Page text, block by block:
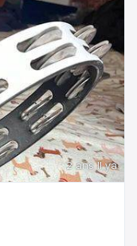
2 ans Il ya